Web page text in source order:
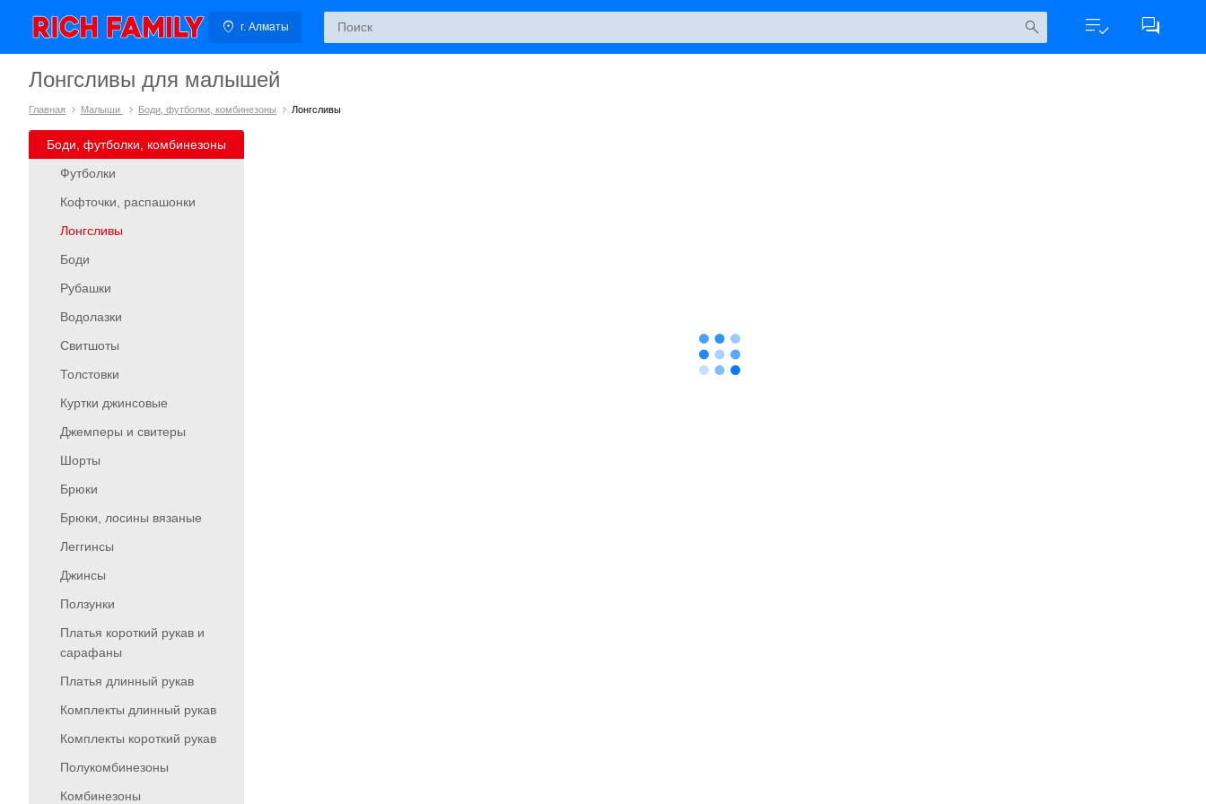
г. Алматы
Лонгсливы для малышей
Главная Малыши Боди, футболки, комбинезоны Лонгсливы
Боди, футболки, комбинезоны
Футболки
Кофточки, распашонки
Лонгсливы
Боди
Рубашки
Водолазки
Свитшоты
Толстовки
Куртки джинсовые
Джемперы и свитеры
Шорты
Брюки
Брюки, лосины вязаные
Леггинсы
Джинсы
Ползунки
Платья короткий рукав и
сарафаны
Платья длинный рукав
Комплекты длинный рукав
Комплекты короткий рукав
Полукомбинезоны
Комбинезоны